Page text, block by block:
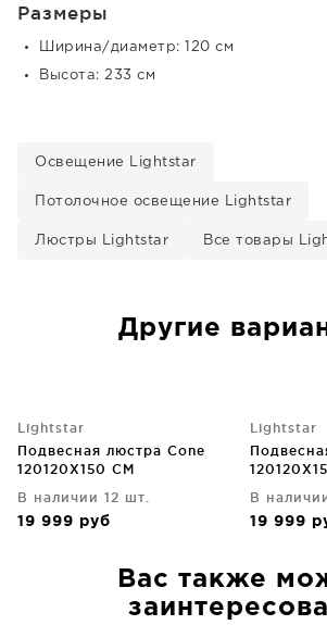
Размеры
Ширина/диаметр: 120 см
Высота: 233 см
Освещение Lightstar
Потолочное освещение Lightstar
Люстры Lightstar Все товары
Другие
Lightstar
Подвесная люстра Cone
120120X150 CM
В наличии 12 шт.
19 999 руб
Lightstar
В
19 999
Вас также